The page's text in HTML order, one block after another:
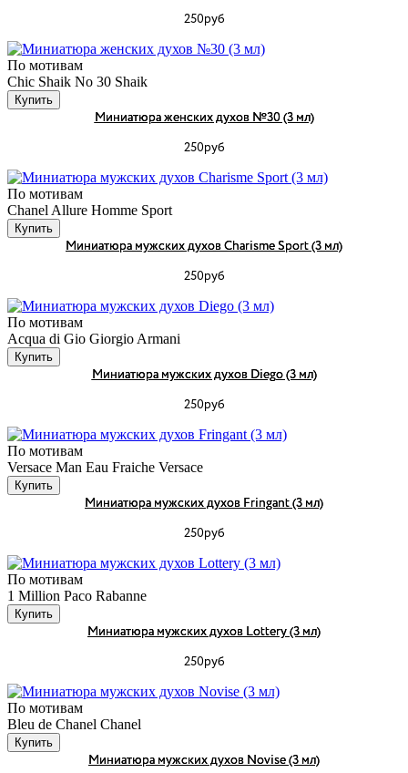
250руб
По мотивам
Chic Shaik No 30 Shaik
Купить
Миниатюра женских духов №30 (3 мл)
250руб
По мотивам
Chanel Allure Homme Sport
Купить
Миниатюра мужских духов Charisme Sport (3 мл)
250руб
По мотивам
Acqua di Gio Giorgio Armani
Купить
Миниатюра мужских духов Diego (3 мл)
250руб
По мотивам
Versace Man Eau Fraiche Versace
Купить
Миниатюра мужских духов Fringant (3 мл)
250руб
По мотивам
1 Million Paco Rabanne
Купить
Миниатюра мужских духов Lottery (3 мл)
250руб
По мотивам
Bleu de Chanel Chanel
Купить
Миниатюра мужских духов Novise (3 мл)